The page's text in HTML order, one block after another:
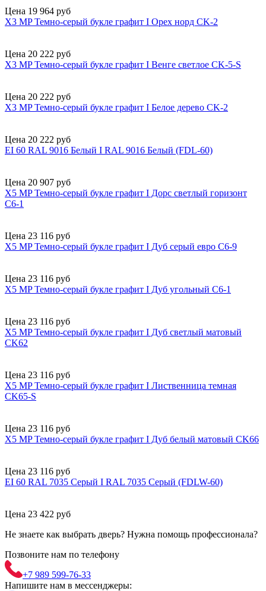
Цена 19 964 руб
X3 MP Темно-серый букле графит I Орех норд CK-2
Цена 20 222 руб
X3 MP Темно-серый букле графит I Венге светлое CK-5-S
Цена 20 222 руб
X3 MP Темно-серый букле графит I Белое дерево CK-2
Цена 20 222 руб
EI 60 RAL 9016 Белый I RAL 9016 Белый (FDL-60)
Цена 20 907 руб
X5 MP Темно-серый букле графит I Дорс светлый горизонт
C6-1
Цена 23 116 руб
X5 MP Темно-серый букле графит I Дуб серый евро C6-9
Цена 23 116 руб
X5 MP Темно-серый букле графит I Дуб угольный C6-1
Цена 23 116 руб
X5 MP Темно-серый букле графит I Дуб светлый матовый
CK62
Цена 23 116 руб
X5 MP Темно-серый букле графит I Лиственница темная
CK65-S
Цена 23 116 руб
X5 MP Темно-серый букле графит I Дуб белый матовый CK66
Цена 23 116 руб
EI 60 RAL 7035 Серый I RAL 7035 Серый (FDLW-60)
Цена 23 422 руб
Не знаете как выбрать дверь? Нужна помощь профессионала?
Позвоните нам по телефону
+7 989 599-76-33
Напишите нам в мессенджеры: